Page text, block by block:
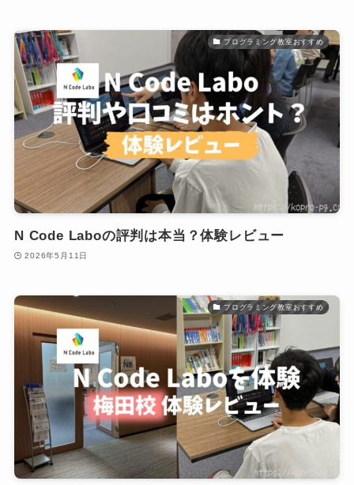
プログラミング教室おすすめ
N Code Laboの評判は本当？体験レビュー
2026年5月11日
プログラミング教室おすすめ